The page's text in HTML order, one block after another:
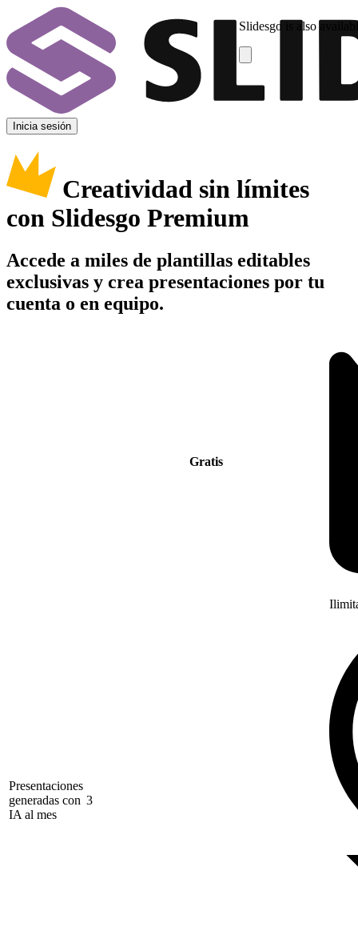
Slidesgo is also
Inicia sesión
Creatividad sin límites
con Slidesgo Premium
Accede a miles de plantillas editables
exclusivas y crea presentaciones por tu
cuenta o en equipo.
Gratis
Presentaciones
generadas con
IA al mes
3